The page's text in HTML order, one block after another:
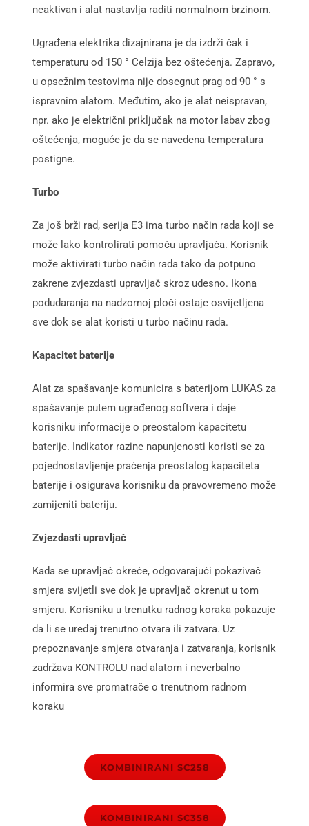
neaktivan i alat nastavlja raditi normalnom brzinom.
Ugrađena elektrika dizajnirana je da izdrži čak i
temperaturu od 150 ° Celzija bez oštećenja. Zapravo,
u opsežnim testovima nije dosegnut prag od 90 ° s
ispravnim alatom. Međutim, ako je alat neispravan,
npr. ako je električni priključak na motor labav zbog
oštećenja, moguće je da se navedena temperatura
postigne.
Turbo
Za još brži rad, serija E3 ima turbo način rada koji se
može lako kontrolirati pomoću upravljača. Korisnik
može aktivirati turbo način rada tako da potpuno
zakrene zvjezdasti upravljač skroz udesno. Ikona
podudaranja na nadzornoj ploči ostaje osvijetljena
sve dok se alat koristi u turbo načinu rada.
Kapacitet baterije
Alat za spašavanje komunicira s baterijom LUKAS za
spašavanje putem ugrađenog softvera i daje
korisniku informacije o preostalom kapacitetu
baterije. Indikator razine napunjenosti koristi se za
pojednostavljenje praćenja preostalog kapaciteta
baterije i osigurava korisniku da pravovremeno može
zamijeniti bateriju.
Zvjezdasti upravljač
Kada se upravljač okreće, odgovarajući pokazivač
smjera svijetli sve dok je upravljač okrenut u tom
smjeru. Korisniku u trenutku radnog koraka pokazuje
da li se uređaj trenutno otvara ili zatvara. Uz
prepoznavanje smjera otvaranja i zatvaranja, korisnik
zadržava KONTROLU nad alatom i neverbalno
informira sve promatrače o trenutnom radnom
koraku
KOMBINIRANI SC258
KOMBINIRANI SC358